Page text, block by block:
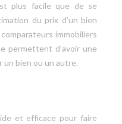
plus facile que de se
du prix d’un bien
immobiliers
permettent d’avoir une
un bien ou un autre.
et efficace pour faire